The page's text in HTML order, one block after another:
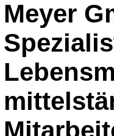
Meyer